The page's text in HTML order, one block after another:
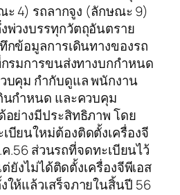
4) รถลากจูง (ลักษณะ 9)
พ่วงบรรทุกวัตถุอันตราย
กข้อมูลการเดินทางของรถ
รมการขนส่งทางบกกำหนด
บคุม กำกับดูแล พนักงาน
นกำหนด และควบคุม
อย่างมีประสิทธิภาพ โดย
บียนใหม่ต้องติดตั้งเครื่องจี
.56 ส่วนรถที่จดทะเบียนไว้
ยังไม่ได้ติดตั้งเครื่องจีพีเอส
ให้แล้วเสร็จภายในสิ้นปี 56